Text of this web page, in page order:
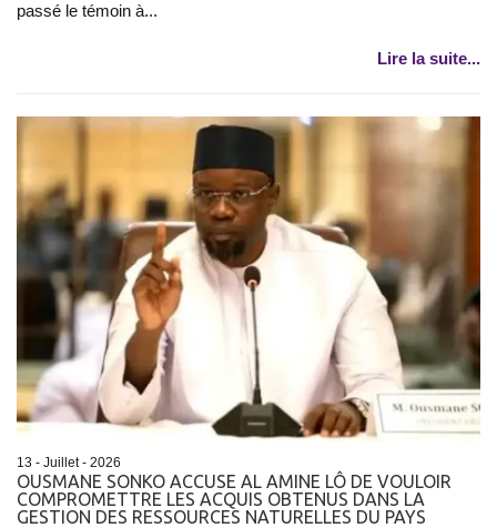
passé le témoin à...
Lire la suite...
13 - Juillet - 2026
OUSMANE SONKO ACCUSE AL AMINE LÔ DE VOULOIR
COMPROMETTRE LES ACQUIS OBTENUS DANS LA
GESTION DES RESSOURCES NATURELLES DU PAYS